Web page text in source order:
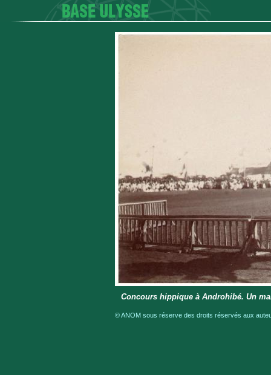
Concours hippique à Androhibé. Un
© ANOM sous réserve des droits réservés aux